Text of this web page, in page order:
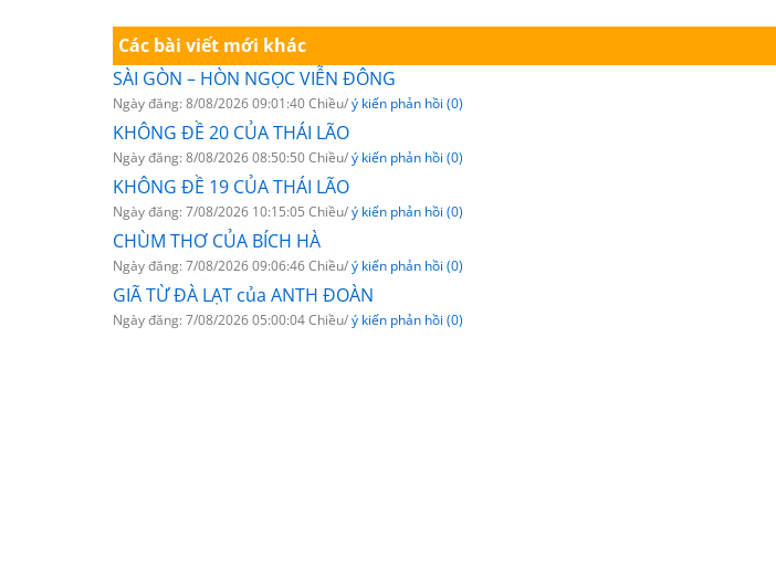
Các bài viết mới khác
SÀI GÒN – HÒN NGỌC VIỄN ĐÔNG
Ngày đăng: 8/08/2026 09:01:40 Chiều/ý kiến phản hồi (0)
KHÔNG ĐỀ 20 CỦA THÁI LÃO
Ngày đăng: 8/08/2026 08:50:50 Chiều/ý kiến phản hồi (0)
KHÔNG ĐỀ 19 CỦA THÁI LÃO
Ngày đăng: 7/08/2026 10:15:05 Chiều/ý kiến phản hồi (0)
CHÙM THƠ CỦA BÍCH HÀ
Ngày đăng: 7/08/2026 09:06:46 Chiều/ý kiến phản hồi (0)
GIÃ TỪ ĐÀ LẠT của ANTH ĐOÀN
Ngày đăng: 7/08/2026 05:00:04 Chiều/ý kiến phản hồi (0)